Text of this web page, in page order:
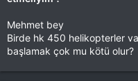
Mehmet bey
Birde hk 450 helikopterler
başlamak çok mu kötü olur?